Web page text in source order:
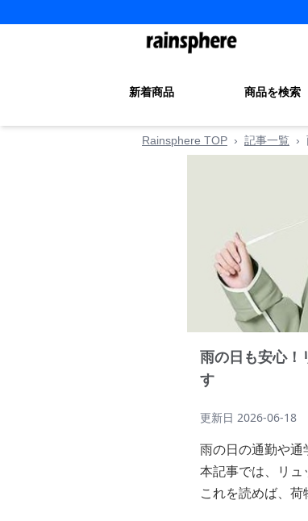
新着商品 商品を検索
Rainsphere TOP › 記事一覧 ›
雨の日も安心！
す
更新日 2026-06-18
雨の日の通勤や通
本記事では、リュ
これを読めば、荷